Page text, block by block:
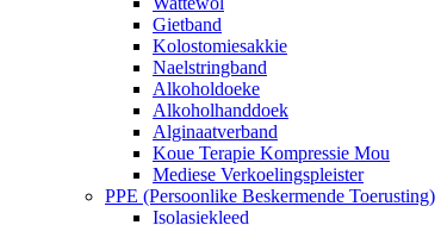
Gietband
Kolostomiesakkie
Naelstringband
Alkoholdoeke
Alkoholhanddoek
Alginaatverband
Koue Terapie Kompressie Mou
Mediese Verkoelingspleister
PPE (Persoonlike Beskermende Toerusting)
Isolasiekleed